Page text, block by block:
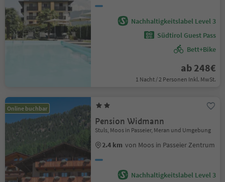
Nachhaltigkeitslabel Level 3
Südtirol Guest Pass
Bett+Bike
ab 248€
1 Nacht / 2 Personen Inkl. MwSt.
Online buchbar
Pension Widmann
Stuls, Moos in Passeier, Meran und Umgebung
2.4 km von Moos in Passeier Zentrum
Nachhaltigkeitslabel Level 3